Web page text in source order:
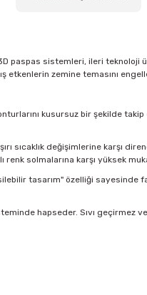
paspas sistemleri, ileri
etkenlerin zemine temasını
kusursuz bir şekilde
sıcaklık değişimlerine karşı
renk solmalarına karşı yüksek
tasarım" özelliği sayesinde
hapseder. Sıvı geçirmez